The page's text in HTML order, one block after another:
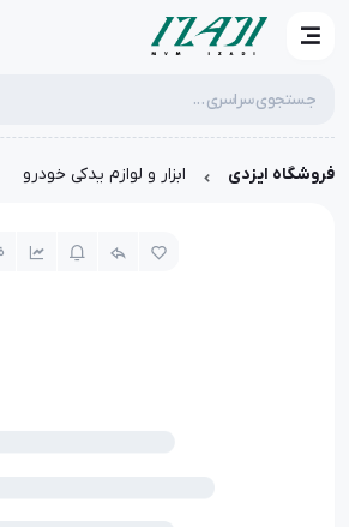
فروشگاه ایزدی ابزار و لوازم یدکی خودرو